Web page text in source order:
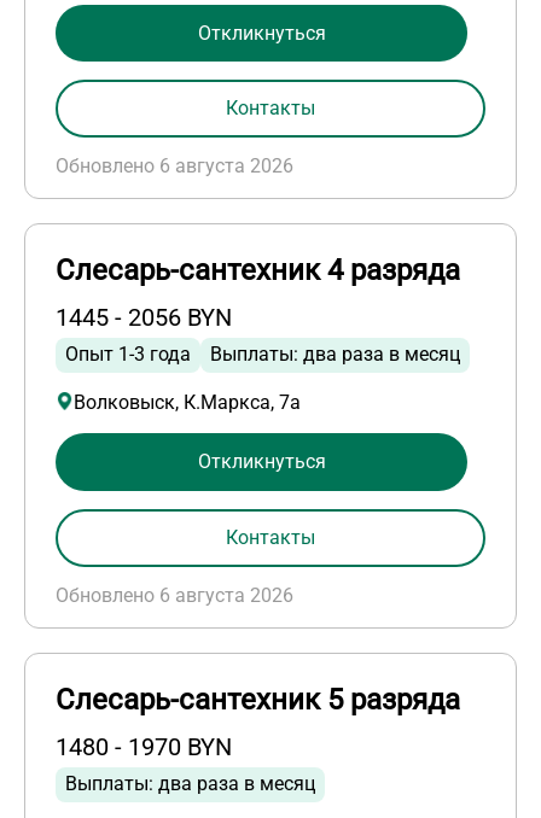
Обновлено 6 августа 2026
Откликнуться
Контакты
Слесарь-сантехник 4 разряда
1445 - 2056 BYN
Опыт 1-3 года Выплаты: два раза в месяц
Волковыск, К.Маркса, 7а
Обновлено 6 августа 2026
Откликнуться
Контакты
Слесарь-сантехник 5 разряда
1480 - 1970 BYN
Выплаты: два раза в месяц